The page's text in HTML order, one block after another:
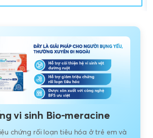
vi sinh Bio-meracine
chứng rối loạn tiêu hóa ở trẻ em và